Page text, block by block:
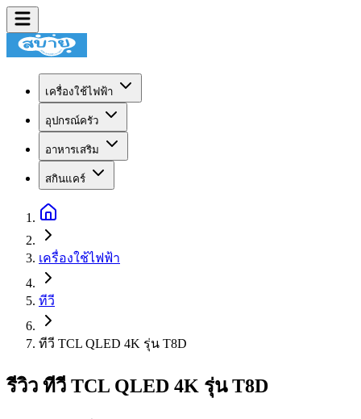
เครื่องใช้ไฟฟ้า
อุปกรณ์ครัว
อาหารเสริม
สกินแคร์
เครื่องใช้ไฟฟ้า
ทีวี
ทีวี TCL QLED 4K รุ่น T8D
รีวิว ทีวี TCL QLED 4K รุ่น T8D